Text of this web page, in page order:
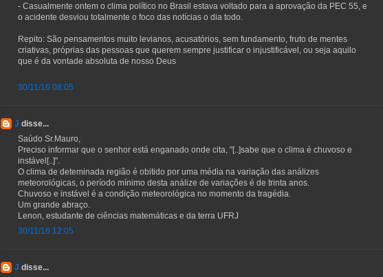
- Casualmente ontem o clima político no Brasil estava voltado para a aprovação da PEC 55, e
o acidente desviou totalmente o foco das notícias o dia todo.
Repito: São pensamentos muito levianos, acusatórios, sem fundamento, fruto de mentes
criativas, próprias das pessoas que querem sempre justificar o injustificável, ou seja aquilo
que é da vontade absoluta de nosso Deus
30/11/16 08:05
J disse...
Saúdo Sr.Mauro,
Preciso informar que o senhor está enganado onde cita, "[..]sabe que o clima é chuvoso e
instável[..]".
O clima de deteminada região é obitido por uma média na variação das análizes
meteorológicas, o período mínimo desta análize de variações é de trinta anos.
Chuvoso e instável é a condição meteorológica no momento da tragédia.
Um grande abraço.
Lenon, estudante de ciências matemáticas e da terra UFRJ
30/11/16 12:05
J disse...